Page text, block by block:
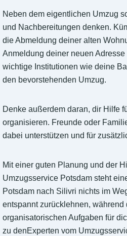
Neben dem eigentlichen Umzug
und Nachbereitungen denken.
die Abmeldung deiner alten
Anmeldung deiner neuen
wichtige Institutionen wie deine
den bevorstehenden Umzug.
Denke außerdem daran, dir Hilfe
organisieren. Freunde oder
dabei unterstützen und für
Mit einer guten Planung und der
Umzugsservice Potsdam steht
Potsdam nach Silivri nichts im
entspannt zurücklehnen, während
organisatorischen Aufgaben für
zu denExperten vom